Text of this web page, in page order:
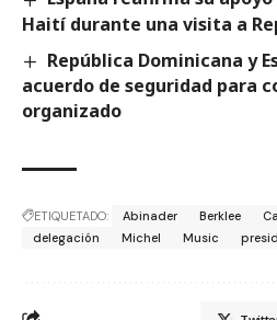
Haití durante una visita a
República Dominicana y
acuerdo de seguridad para
organizado
ETIQUETADO: Abinader Berklee
delegación
Michel Music